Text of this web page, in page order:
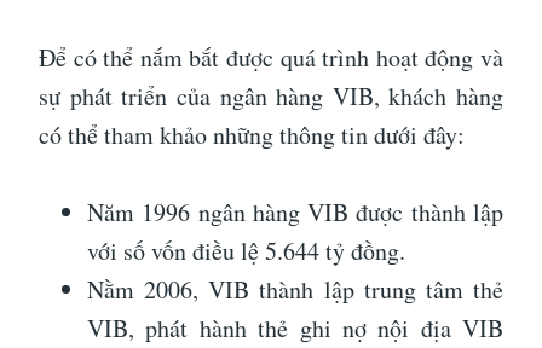
Để có thể nắm bắt được quá trình hoạt động và
sự phát triển của ngân hàng VIB, khách hàng
có thể tham khảo những thông tin dưới đây:
Năm 1996 ngân hàng VIB được thành lập
với số vốn điều lệ 5.644 tỷ đồng.
Nằm 2006, VIB thành lập trung tâm thẻ
VIB, phát hành thẻ ghi nợ nội địa VIB